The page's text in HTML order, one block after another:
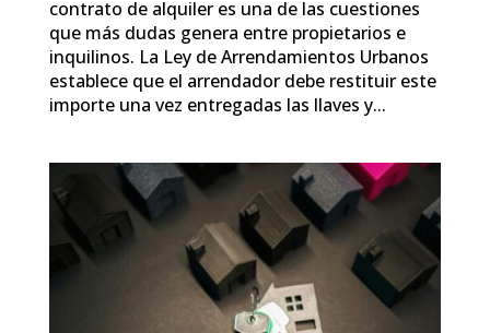
contrato de alquiler es una de las cuestiones
que más dudas genera entre propietarios e
inquilinos. La Ley de Arrendamientos Urbanos
establece que el arrendador debe restituir este
importe una vez entregadas las llaves y...